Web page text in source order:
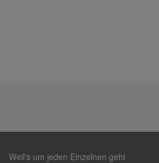
Weil's um jeden Einzelnen geht